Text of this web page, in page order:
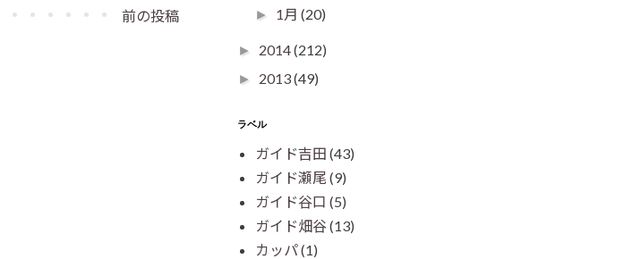
前の投稿 ► 1月(20)
► 2014(212)
► 2013(49)
ラベル
ガイド吉田 (43)
ガイド瀬尾 (9)
ガイド谷口 (5)
ガイド畑谷(13)
カッパ(1)